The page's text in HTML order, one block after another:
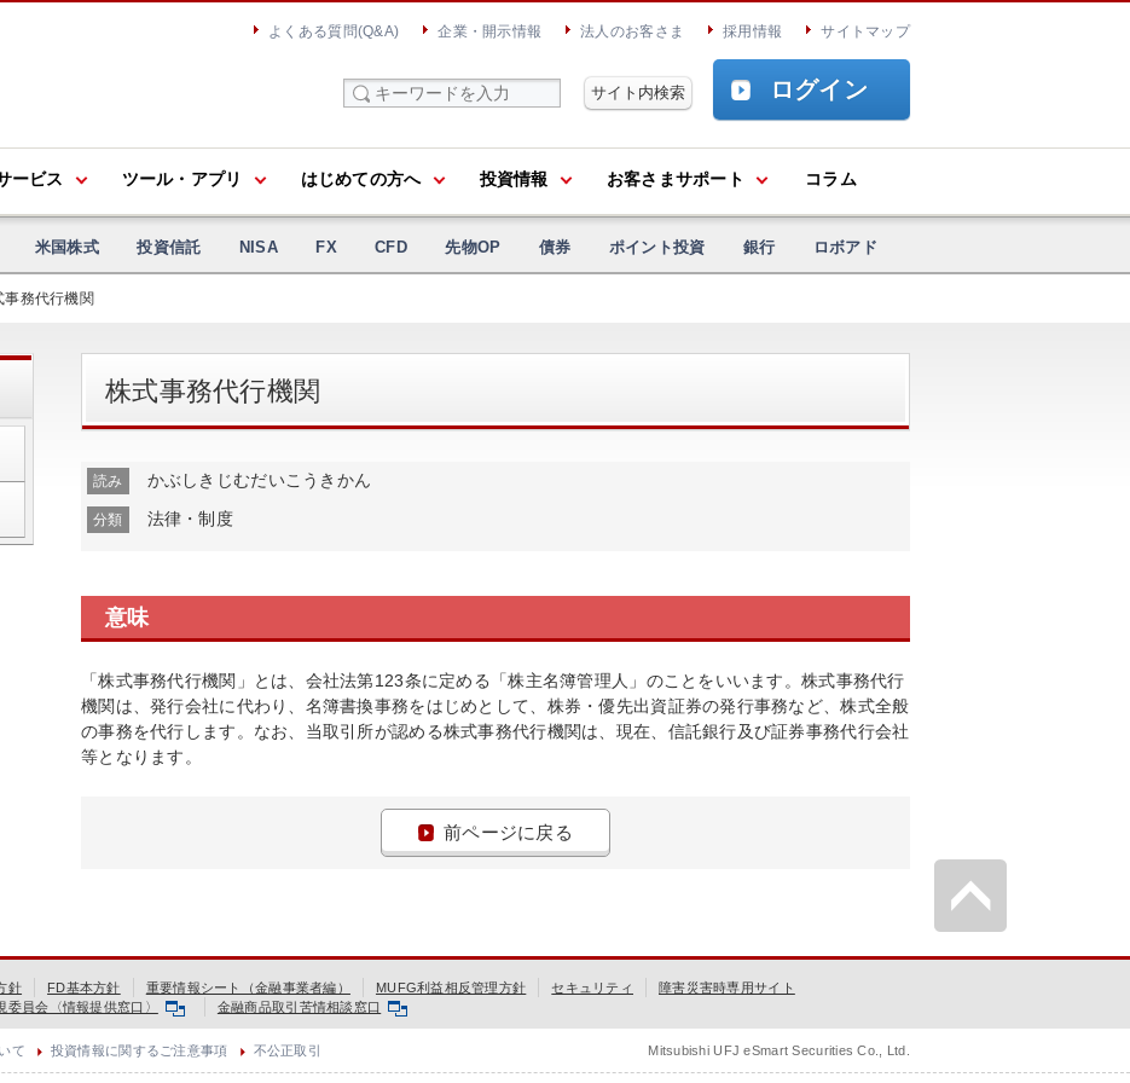
よくある質問(Q&A) 企業・開示情報 法人のお客さま 採用情報 サイトマップ
ログイン
ービス ツール・アプリ はじめての方へ 投資情報 お客さまサポート コラム
米国株式 投資信託 NISA FX CFD 先物OP 債券 ポイント投資 銀行 ロボアド
事務代行機関
株式事務代行機関
読み かぶしきじむだいこうきかん
分類 法律・制度
意味
「株式事務代行機関」とは、会社法第123条に定める「株主名簿管理人」のことをいいます。株式事務代行
機関は、発行会社に代わり、名簿書換事務をはじめとして、株券・優先出資証券の発行事務など、株式全般
の事務を代行します。なお、当取引所が認める株式事務代行機関は、現在、信託銀行及び証券事務代行会社
等となります。
前ページに戻る
針 FD基本方針 重要情報シート（金融事業者編） MUFG利益相反管理方針 セキュリティ
障害災害時専用サイト
委員会〈情報提供窓口〉 金融商品取引苦情相談窓口
て 投資情報に関するご注意事項 不公正取引 Mitsubishi UFJ eSmart Securities Co., Ltd.